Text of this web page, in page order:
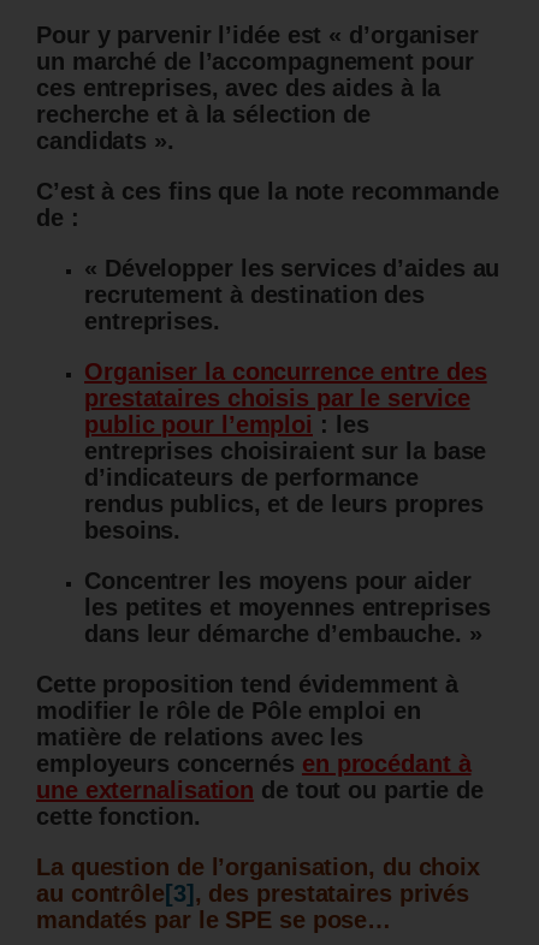
Pour y parvenir l’idée est « d’organiser
un marché de l’accompagnement pour
ces entreprises, avec des aides à la
recherche et à la sélection de
candidats ».
C’est à ces fins que la note recommande
de :
« Développer les services d’aides au
recrutement à destination des
entreprises.
Organiser la concurrence entre des
prestataires choisis par le service
public pour l’emploi : les
entreprises choisiraient sur la base
d’indicateurs de performance
rendus publics, et de leurs propres
besoins.
Concentrer les moyens pour aider
les petites et moyennes entreprises
dans leur démarche d’embauche. »
Cette proposition tend évidemment à
modifier le rôle de Pôle emploi en
matière de relations avec les
employeurs concernés en procédant à
une externalisation de tout ou partie de
cette fonction.
La question de l’organisation, du choix
au contrôle [3] , des prestataires privés
mandatés par le SPE se pose…